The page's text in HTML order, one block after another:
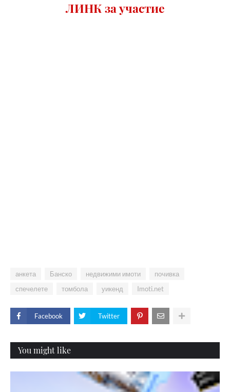
ЛИНК за участие
анкета Банско недвижими имоти
почивка
спечелете
томбола уикенд Imoti.net
Facebook Twitter
You might like